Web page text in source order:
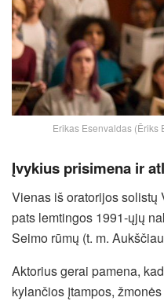
Erikas Esenvaldas (Ēriks
Įvykius prisimena ir
Vienas iš oratorijos solistų
pats lemtingos 1991-ųjų
Seimo rūmų (t. m.
Aktorius gerai pamena,
kylančios įtampos,